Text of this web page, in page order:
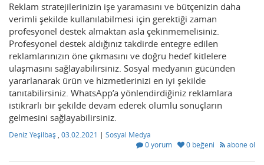
Reklam stratejilerinizin işe yaramasını ve bütçenizin daha
verimli şekilde kullanılabilmesi için gerektiği zaman
profesyonel destek almaktan asla çekinmemelisiniz.
Profesyonel destek aldığınız takdirde entegre edilen
reklamlarınızın öne çıkmasını ve doğru hedef kitlelere
ulaşmasını sağlayabilirsiniz. Sosyal medyanın gücünden
yararlanarak ürün ve hizmetlerinizi en iyi şekilde
tanıtabilirsiniz. WhatsApp’a yönlendirdiğiniz reklamlara
istikrarlı bir şekilde devam ederek olumlu sonuçların
gelmesini sağlayabilirsiniz.
Deniz Yeşilbaş 03.02.2021 | Sosyal Medya
0 yorum
0 beğeni abone ol